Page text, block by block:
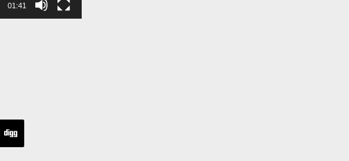
01:41